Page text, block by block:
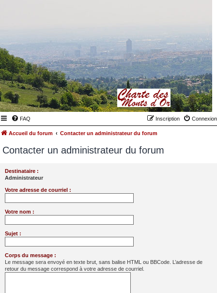
FAQ Connexion
Inscription
Accueil du forum Contacter un administrateur du forum
Contacter un administrateur du forum
Destinataire :
Administrateur
Votre adresse de courriel :
Votre nom :
Sujet :
Corps du message :
Le message sera envoyé en texte brut, sans balise HTML ou BBCode. L’adresse de
retour du message correspond à votre adresse de courriel.